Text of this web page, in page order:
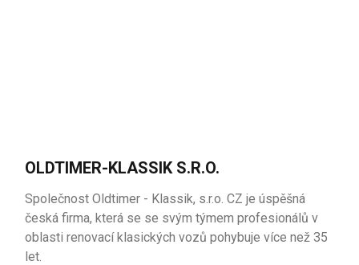
OLDTIMER-KLASSIK S.R.O.
Společnost Oldtimer - Klassik, s.r.o. CZ je úspěšná
česká firma, která se se svým týmem profesionálů v
oblasti renovací klasických vozů pohybuje více než 35
let.